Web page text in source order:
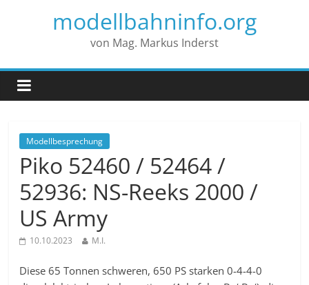
modellbahninfo.org
von Mag. Markus Inderst
Modellbesprechung
Piko 52460 / 52464 /
52936: NS-Reeks 2000 /
US Army
10.10.2023 M.I.
Diese 65 Tonnen schweren, 650 PS starken 0-4-4-0